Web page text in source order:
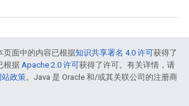
页面中的内容已根据知识共享署名 4.0 许可获得了
根据 Apache 2.0 许可获得了许可。有关详情，请
政策。Java 是 Oracle 和/或其关联公司的注册商